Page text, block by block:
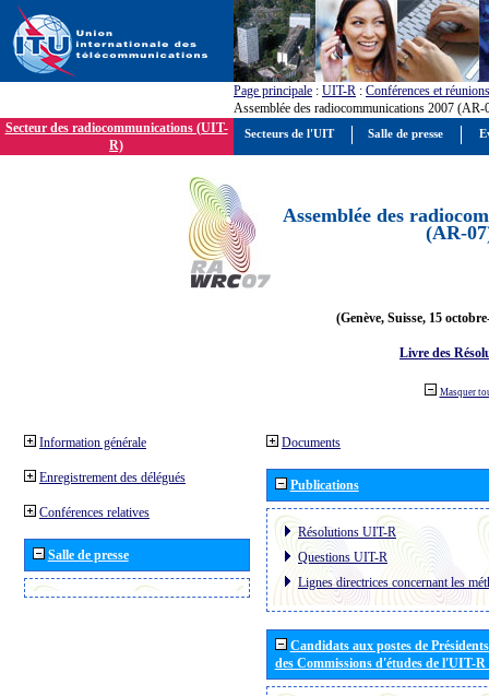
Page principale : UIT-R : Conférences et réunions
Assemblée des radiocommunications 2007 (AR-
Secteur des radiocommunications (UIT-
R)
Assemblée des
(AR-
(Genève, Suisse, 15
Livre des
Masquer
Information générale
Enregistrement des délégués
Conférences relatives
Salle de presse
Documents
Publications
Résolutions UIT-R
Questions UIT-R
Lignes directrices concernant les
Candidats aux postes de
des Commissions d'études de l'UIT-
Secteurs de l'UIT Salle de presse